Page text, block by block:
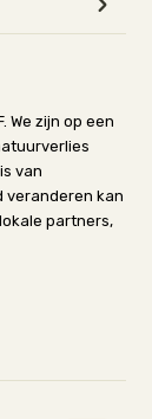
We zijn op een
van
veranderen kan
partners,